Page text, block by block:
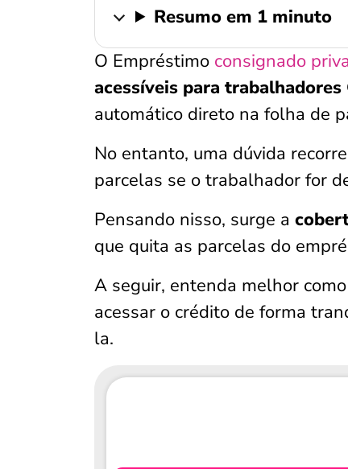
Resumo em 1 minuto
O Empréstimo consignado
acessíveis para trabalhadores
automático direto na folha de
No entanto, uma dúvida
parcelas se o trabalhador for
Pensando nisso, surge a
que quita as parcelas do
A seguir, entenda melhor
acessar o crédito de forma
la.